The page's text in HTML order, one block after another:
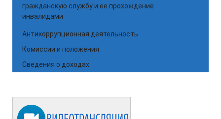
гражданскую службу и ее прохождение
инвалидами
Антикоррупционная деятельность
Комиссии и положения
Сведения о доходах